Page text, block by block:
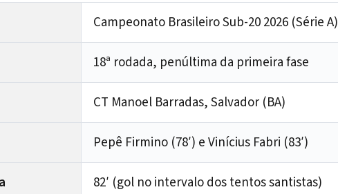
Campeonato Brasileiro Sub-20 2026 (Série A)
18ª rodada, penúltima da primeira fase
CT Manoel Barradas, Salvador (BA)
Pepê Firmino (78′) e Vinícius Fabri (83′)
82′ (gol no intervalo dos tentos santistas)